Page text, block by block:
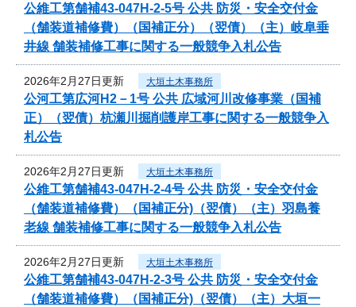
公維工第舗補43-047H-2-5号 公共 防災・安全交付金
（舗装道補修費）（国補正分）（翌債）（主）岐阜垂
井線 舗装補修工事に関する一般競争入札公告
2026年2月27日更新 大垣土木事務所
公河工第広河H2－1号 公共 広域河川改修事業（国補
正）（翌債）杭瀬川掘削護岸工事に関する一般競争入
札公告
2026年2月27日更新 大垣土木事務所
公維工第舗補43-047H-2-4号 公共 防災・安全交付金
（舗装道補修費）（国補正分)（翌債）（主）羽島養
老線 舗装補修工事に関する一般競争入札公告
2026年2月27日更新 大垣土木事務所
公維工第舗補43-047H-2-3号 公共 防災・安全交付金
（舗装道補修費）（国補正分)（翌債）（主）大垣一